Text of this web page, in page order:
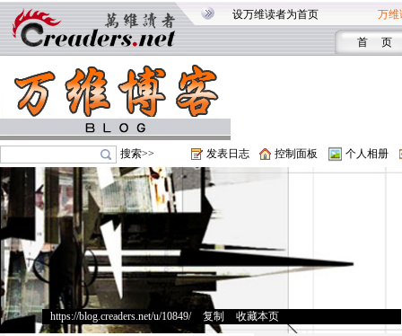
设万维读者为首页 万维
首 页
搜索>> 发表日志 控制面板 个人相册
https://blog.creaders.net/u/10849/> 复制 收藏本页